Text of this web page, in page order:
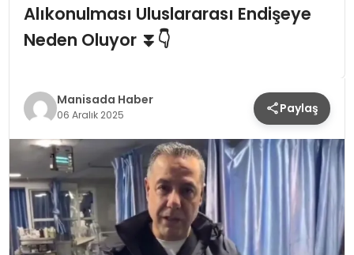
GÜNDEM
SIYASET
SPOR
TEKNOLOJI
YAŞAM
Alıkonulması Uluslararası Endişeye
Neden Oluyor ⏬👇
Manisada Haber
06 Aralık 2025 Paylaş